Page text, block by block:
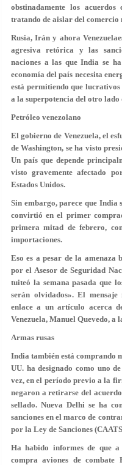
obstinadamente los
tratando de aislar del comercio
Rusia, Irán y ahora
agresiva retórica y las
naciones a las que India se
economía del país necesita
está permitiendo que lucrativos
a la superpotencia del otro lado
Petróleo venezolano
El gobierno de Venezuela, el
de Washington, se ha visto
Un país que depende
visto gravemente afectado
Estados Unidos.
Sin embargo, parece que India
convirtió en el primer
primera mitad de febrero,
importaciones.
Eso es a pesar de la amenaza
por el Asesor de Seguridad
tuiteó la semana pasada que
serán olvidados». El
enlace a un artículo acerca
Venezuela, Manuel Quevedo,
Armas rusas
India también está comprando
UU. ha designado como uno
vez, en el período previo a la
negaron a retirarse del
sellado. Nueva Delhi se ha
sanciones en el marco de
por la Ley de Sanciones
Ha habido informes de que
compra aviones de combate